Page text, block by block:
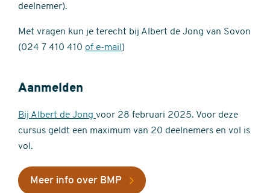
deelnemer).
Met vragen kun je terecht bij Albert de Jong van Sovon
(024 7 410 410 of e-mail)
Aanmelden
Bij Albert de Jong voor 28 februari 2025. Voor deze
cursus geldt een maximum van 20 deelnemers en vol is
vol.
Meer info over BMP